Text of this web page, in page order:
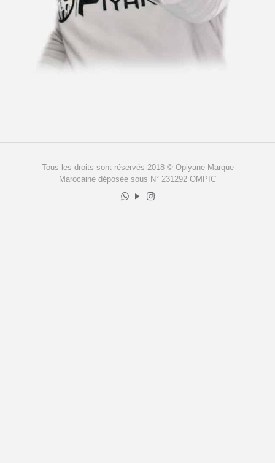
Tous les droits sont réservés 2018 © Opiyane Marque
Marocaine déposée sous N° 231292 OMPIC